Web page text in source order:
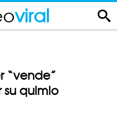
viral
“vende”
quimio